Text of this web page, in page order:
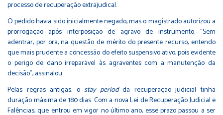
processo de recuperação extrajudical.
O pedido havia sido inicialmente negado, mas o magistrado autorizou a
prorrogação após interposição de agravo de instrumento. "Sem
adentrar, por ora, na questão de mérito do presente recurso, entendo
que mais prudente a concessão do efeito suspensivo ativo, pois evidente
o perigo de dano irreparável às agraventes com a manutenção da
decisão", assinalou.
Pelas regras antigas, ostay periodda recuperação judicial tinha
duração máxima de 180 dias. Com a nova Lei de Recuperação Judicial e
Falências, que entrou em vigor no último ano, esse prazo passou a ser